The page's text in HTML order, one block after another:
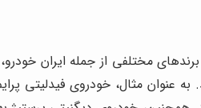
برندهای مختلفی از جمله ایران
عنوان مثال، خودروی فیدلیتی